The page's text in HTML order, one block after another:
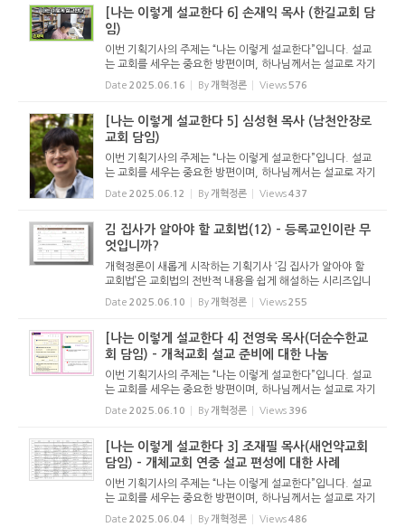
[나는 이렇게 설교한다 6] 손재익 목사 (한길교회 담
임)
이번 기획기사의 주제는 “나는 이렇게 설교한다”입니다. 설교
는 교회를 세우는 중요한 방편이며, 하나님께서는 설교로 자기
백성을 찾아오십니다. 하나님께서는 그 영광스러운 직무를 목
사에게 맡기셨습니다. 그래서 설교는 목사의 영광입니다. ...
Date 2025.06.16 By 개혁정론 Views 576
[나는 이렇게 설교한다 5] 심성현 목사 (남천안장로
교회 담임)
이번 기획기사의 주제는 “나는 이렇게 설교한다”입니다. 설교
는 교회를 세우는 중요한 방편이며, 하나님께서는 설교로 자기
백성을 찾아오십니다. 하나님께서는 그 영광스러운 직무를 목
사에게 맡기셨습니다. 그래서 설교는 목사의 영광입니다. ...
Date 2025.06.12 By 개혁정론 Views437
김 집사가 알아야 할 교회법(12) - 등록교인이란 무
엇입니까?
개혁정론이 새롭게 시작하는 기획기사 ‘김 집사가 알아야 할
교회법’은 교회법의 전반적 내용을 쉽게 해설하는 시리즈입니
다. 기독교보와 함께 진행하는 시리즈로서 여기에 싣는 것은
기독교보의 허락을 받았습니다. 글 내용은 기독교보에 실린
Date 2025.06.10 By 개혁정론 Views255
[나는 이렇게 설교한다 4] 전영욱 목사(더순수한교
회 담임) - 개척교회 설교 준비에 대한 나눔
이번 기획기사의 주제는 “나는 이렇게 설교한다”입니다. 설교
는 교회를 세우는 중요한 방편이며, 하나님께서는 설교로 자기
백성을 찾아오십니다. 하나님께서는 그 영광스러운 직무를 목
사에게 맡기셨습니다. 그래서 설교는 목사의 영광입니다. ...
Date 2025.06.10 By 개혁정론 Views 396
[나는 이렇게 설교한다 3] 조재필 목사(새언약교회
담임) - 개체교회 연중 설교 편성에 대한 사례
이번 기획기사의 주제는 “나는 이렇게 설교한다”입니다. 설교
는 교회를 세우는 중요한 방편이며, 하나님께서는 설교로 자기
백성을 찾아오십니다. 하나님께서는 그 영광스러운 직무를 목
Date 2025.06.04 By 개혁정론 Views486